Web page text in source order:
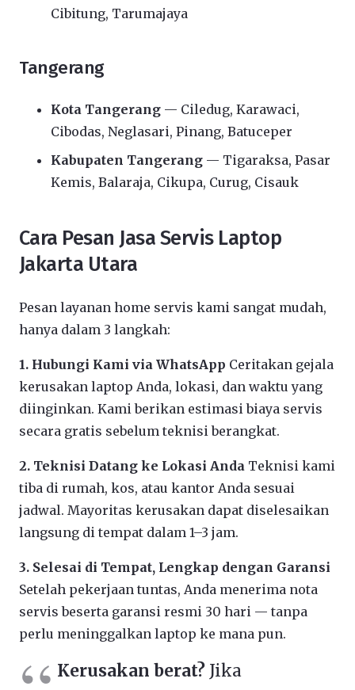
Cibitung, Tarumajaya
Tangerang
Kota Tangerang — Ciledug, Karawaci,
Cibodas, Neglasari, Pinang, Batuceper
Kabupaten Tangerang — Tigaraksa, Pasar
Kemis, Balaraja, Cikupa, Curug, Cisauk
Cara Pesan Jasa Servis Laptop
Jakarta Utara
Pesan layanan home servis kami sangat mudah,
hanya dalam 3 langkah:
1. Hubungi Kami via WhatsApp Ceritakan gejala
kerusakan laptop Anda, lokasi, dan waktu yang
diinginkan. Kami berikan estimasi biaya servis
secara gratis sebelum teknisi berangkat.
2. Teknisi Datang ke Lokasi Anda Teknisi kami
tiba di rumah, kos, atau kantor Anda sesuai
jadwal. Mayoritas kerusakan dapat diselesaikan
langsung di tempat dalam 1–3 jam.
3. Selesai di Tempat, Lengkap dengan Garansi
Setelah pekerjaan tuntas, Anda menerima nota
servis beserta garansi resmi 30 hari — tanpa
perlu meninggalkan laptop ke mana pun.
Kerusakan berat? Jika